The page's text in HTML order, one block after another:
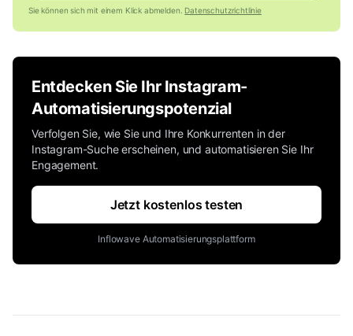
Sie können sich mit einem Klick abmelden. Datenschutzrichtlinie
Entdecken Sie Ihr Instagram-
Automatisierungspotenzial
Verfolgen Sie, wie Sie und Ihre Konkurrenten in der
Instagram-Suche erscheinen, und automatisieren Sie Ihr
Engagement.
Jetzt kostenlos testen
Inflowave Automatisierungsplattform